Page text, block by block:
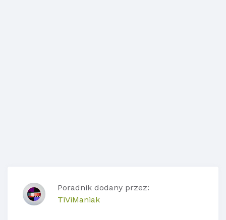
Poradnik dodany przez:
TiViManiak